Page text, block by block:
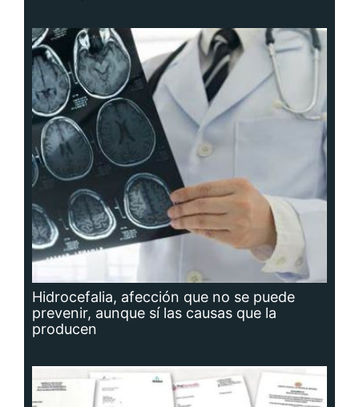
Hidrocefalia, afección que no se puede
prevenir, aunque sí las causas que la
producen